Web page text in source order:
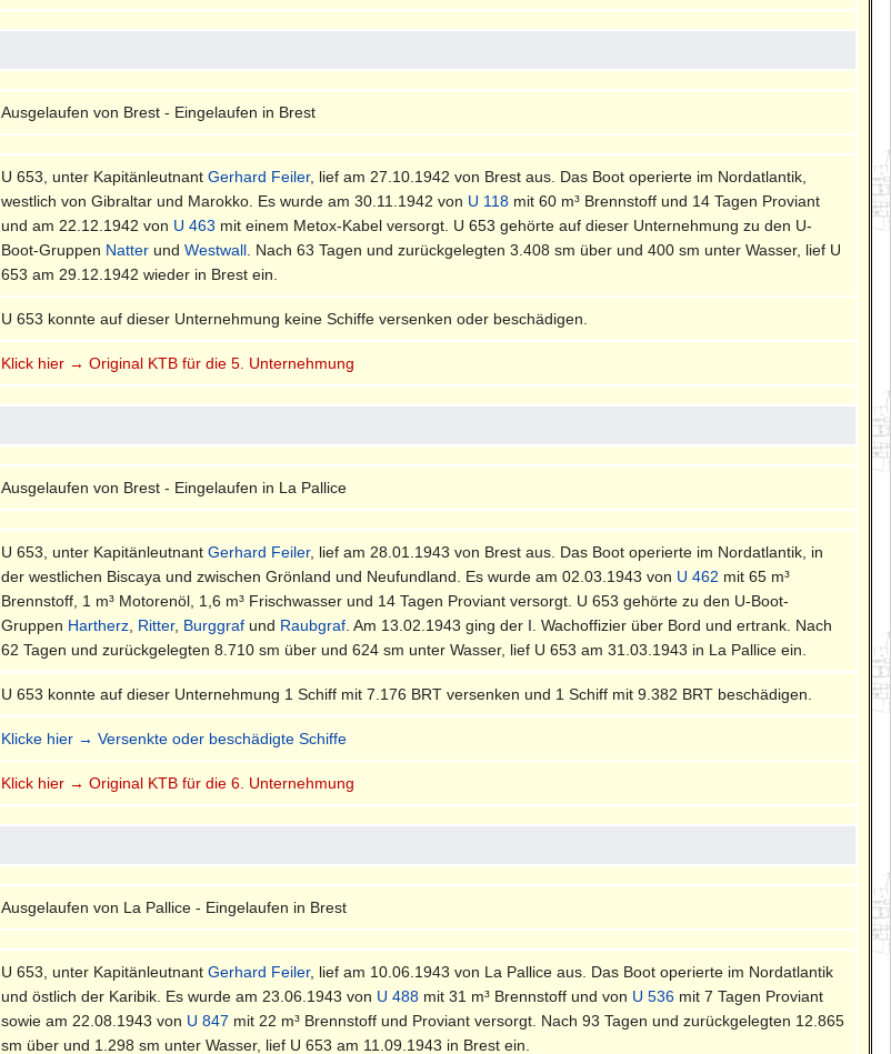
Ausgelaufen von Brest - Eingelaufen in Brest
U 653, unter KapitänleutnantGerhard Feiler, lief am 27.10.1942 von Brest aus. Das Boot operierte im Nordatlantik,
westlich von Gibraltar und Marokko. Es wurde am 30.11.1942 von U 118 mit 60 m³ Brennstoff und 14 Tagen Proviant
und am 22.12.1942 von U 463 mit einem Metox-Kabel versorgt. U 653 gehörte auf dieser Unternehmung zu den U-
Boot-Gruppen Natter undWestwall . Nach 63 Tagen und zurückgelegten 3.408 sm über und 400 sm unter Wasser, lief U
653 am 29.12.1942 wieder in Brest ein.
U 653 konnte auf dieser Unternehmung keine Schiffe versenken oder beschädigen.
Klick hier → Original KTB für die 5. Unternehmung
Ausgelaufen von Brest - Eingelaufen in La Pallice
U 653, unter KapitänleutnantGerhard Feiler, lief am 28.01.1943 von Brest aus. Das Boot operierte im Nordatlantik, in
der westlichen Biscaya und zwischen Grönland und Neufundland. Es wurde am 02.03.1943 von U 462 mit 65 m³
Brennstoff, 1 m³ Motorenöl, 1,6 m³ Frischwasser und 14 Tagen Proviant versorgt. U 653 gehörte zu den U-Boot-
Gruppen Hartherz Ritter, Burggraf und Raubgraf . Am 13.02.1943 ging der I. Wachoffizier über Bord und ertrank. Nach
62 Tagen und zurückgelegten 8.710 sm über und 624 sm unter Wasser, lief U 653 am 31.03.1943 in La Pallice ein.
U 653 konnte auf dieser Unternehmung 1 Schiff mit 7.176 BRT versenken und 1 Schiff mit 9.382 BRT beschädigen.
Klicke hier → Versenkte oder beschädigte Schiffe
Klick hier → Original KTB für die 6. Unternehmung
Ausgelaufen von La Pallice - Eingelaufen in Brest
U 653, unter KapitänleutnantGerhard Feiler, lief am 10.06.1943 von La Pallice aus. Das Boot operierte im Nordatlantik
und östlich der Karibik. Es wurde am 23.06.1943 von U 488 mit 31 m³ Brennstoff und von U 536 mit 7 Tagen Proviant
sowie am 22.08.1943 von U 847 mit 22 m³ Brennstoff und Proviant versorgt. Nach 93 Tagen und zurückgelegten 12.865
sm über und 1.298 sm unter Wasser, lief U 653 am 11.09.1943 in Brest ein.